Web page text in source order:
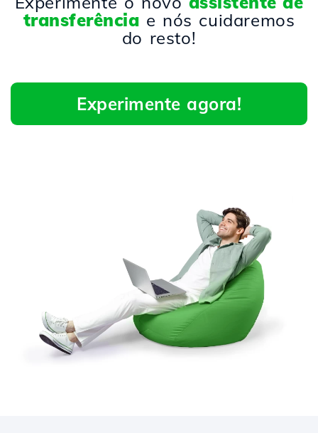
transferência e nós cuidaremos
do resto!
Experimente agora!